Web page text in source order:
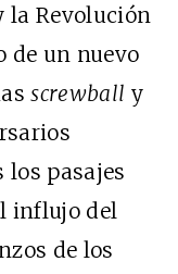
la Revolución
de un nuevo
screwball y
los pasajes
influjo del
de los